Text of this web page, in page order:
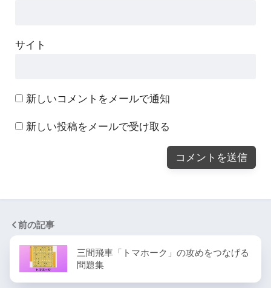
サイト
新しいコメントをメールで通知
新しい投稿をメールで受け取る
前の記事
三間飛車「トマホーク」の攻めをつなげる
問題集